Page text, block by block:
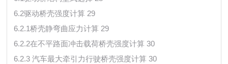
6.2驱动桥壳强度计算 29
6.2.1桥壳静弯曲应力计算 29
6.2.2在不平路面冲击载荷桥壳强度计算 30
6.2.3 汽车最大牵引力行驶桥壳强度计算 30